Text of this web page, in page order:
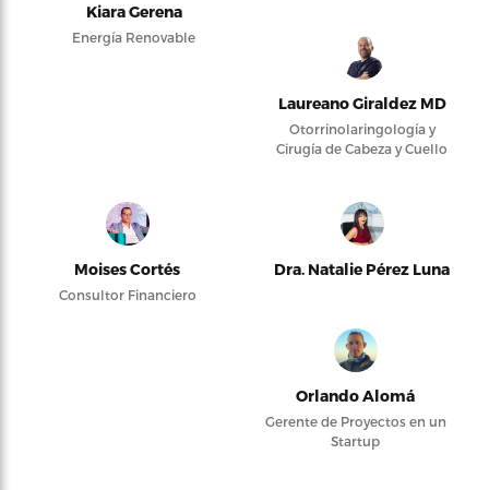
Kiara Gerena
Energía Renovable
Laureano Giraldez MD
Otorrinolaringología y
Cirugía de Cabeza y Cuello
Moises Cortés
Consultor Financiero
Dra. Natalie Pérez Luna
Orlando Alomá
Gerente de Proyectos en un
Startup